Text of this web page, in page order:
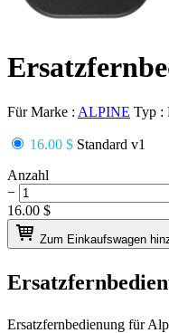
Für Marke : ALPINE Typ :
16.00 $ Standard v1
Anzahl
−
16.00 $
Zum Einkaufswagen
Ersatzfernbedienung für